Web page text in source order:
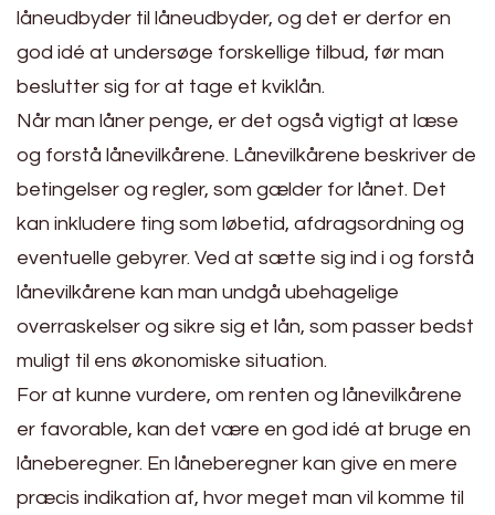
låneudbyder til låneudbyder, og det er derfor en
god idé at undersøge forskellige tilbud, før man
beslutter sig for at tage et kviklån.
Når man låner penge, er det også vigtigt at læse
og forstå lånevilkårene. Lånevilkårene beskriver de
betingelser og regler, som gælder for lånet. Det
kan inkludere ting som løbetid, afdragsordning og
eventuelle gebyrer. Ved at sætte sig ind i og forstå
lånevilkårene kan man undgå ubehagelige
overraskelser og sikre sig et lån, som passer bedst
muligt til ens økonomiske situation.
For at kunne vurdere, om renten og lånevilkårene
er favorable, kan det være en god idé at bruge en
låneberegner. En låneberegner kan give en mere
præcis indikation af, hvor meget man vil komme til